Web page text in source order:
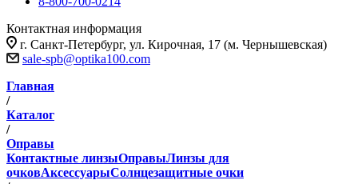
Контактная информация
г. Санкт-Петербург, ул. Кирочная, 17 (м. Чернышевская)
sale-spb@optika100.com
Главная
/
Каталог
/
Оправы
Контактные линзыОправыЛинзы для
очковАксессуарыСолнцезащитные очки